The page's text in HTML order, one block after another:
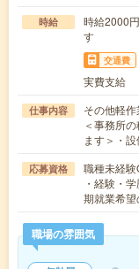
時給
時給2000
す
交通費
実費支給
仕事内容
その他軽
＜事務所
ます＞・
応募資格
職種未経
・経験・
期就業希
職場の雰囲気